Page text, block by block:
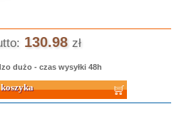
130.98 zł
dużo - czas wysyłki 48h